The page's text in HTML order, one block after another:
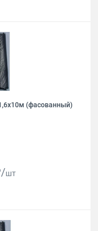
(фасованный)
шт